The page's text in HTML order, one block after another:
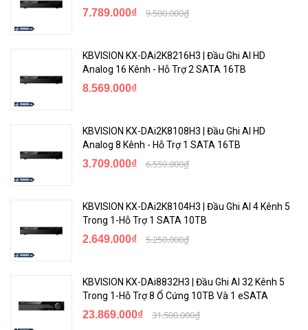
7.789.000₫ 9.500.000₫
KBVISION KX-DAi2K8216H3 | Đầu Ghi AI HD
Analog 16 Kênh - Hỗ Trợ 2 SATA 16TB
8.569.000₫
KBVISION KX-DAi2K8108H3 | Đầu Ghi AI HD
Analog 8 Kênh - Hỗ Trợ 1 SATA 16TB
3.709.000₫ 6.559.000₫
KBVISION KX-DAi2K8104H3 | Đầu Ghi AI 4 Kênh 5
Trong 1-Hỗ Trợ 1 SATA 10TB
2.649.000₫ 5.250.000₫
KBVISION KX-DAi8832H3 | Đầu Ghi AI 32 Kênh 5
Trong 1-Hỗ Trợ 8 Ổ Cứng 10TB Và 1 eSATA
23.869.000₫ 31.500.000₫